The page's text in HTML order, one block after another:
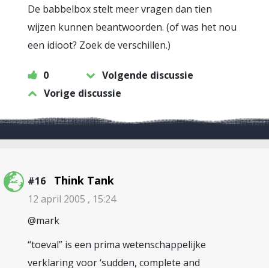
De babbelbox stelt meer vragen dan tien
wijzen kunnen beantwoorden. (of was het nou
een idioot? Zoek de verschillen.)
0
Volgende discussie
Vorige discussie
#16 Think Tank
12 april 2005 , 15:24
@mark
“toeval” is een prima wetenschappelijke
verklaring voor ‘sudden, complete and